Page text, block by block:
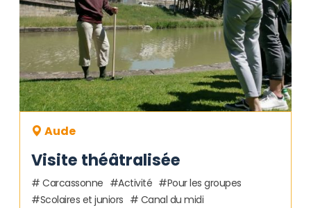
Visite théâtralisée
Aude
Carcassonne Activité
Pour les groupes
Scolaires et juniors
Canal du midi